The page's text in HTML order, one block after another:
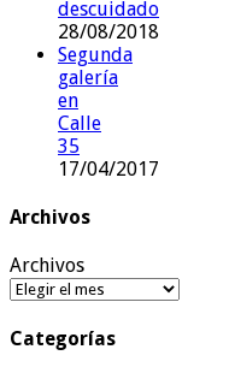
descuidado
28/08/2018
Segunda
galería
en
Calle
35
17/04/2017
Archivos
Archivos
Categorías